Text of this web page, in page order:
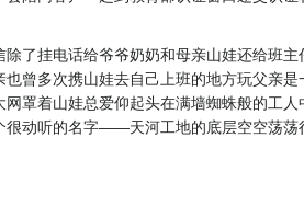
了挂电话给爷爷奶奶和母亲山娃还给班
曾多次携山娃去自己上班的地方玩父亲
罩着山娃总爱仰起头在满墙蜘蛛般的工
动听的名字——天河工地的底层空空荡